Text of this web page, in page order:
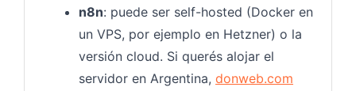
n8n: puede ser self-hosted (Docker en
un VPS, por ejemplo en Hetzner) o la
versión cloud. Si querés alojar el
servidor en Argentina, donweb.com